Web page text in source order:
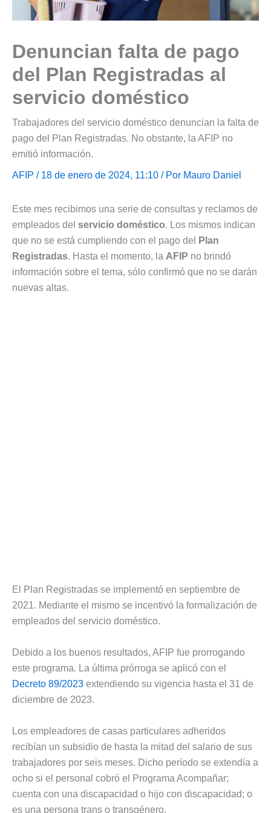
Denuncian falta de pago
del Plan Registradas al
servicio doméstico
Trabajadores del servicio doméstico denuncian la falta de
pago del Plan Registradas. No obstante, la AFIP no
emitió información.
AFIP / 18 de enero de 2024, 11:10 / Por Mauro Daniel
Este mes recibimos una serie de consultas y reclamos de
empleados del servicio doméstico. Los mismos indican
que no se está cumpliendo con el pago del
Plan
Registradas. Hasta el momento, la AFIP no brindó
información sobre el tema, sólo confirmó que no se darán
nuevas altas.
El Plan Registradas se implementó en septiembre de
2021. Mediante el mismo se incentivó la formalización de
empleados del servicio doméstico.
Debido a los buenos resultados, AFIP fue prorrogando
este programa. La última prórroga se aplicó con el
Decreto 89/2023 extendiendo su vigencia hasta el 31 de
diciembre de 2023.
Los empleadores de casas particulares adheridos
recibían un subsidio de hasta la mitad del salario de sus
trabajadores por seis meses. Dicho período se extendía a
ocho si el personal cobró el Programa Acompañar;
cuenta con una discapacidad o hijo con discapacidad; o
es una persona trans o transgénero.